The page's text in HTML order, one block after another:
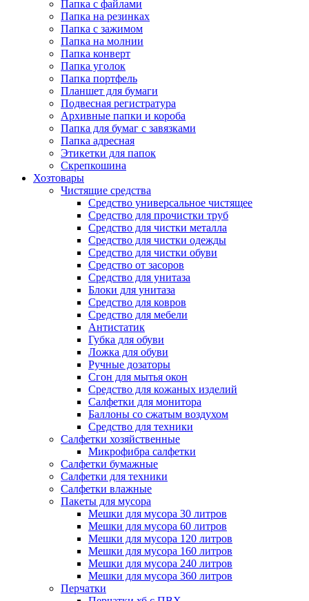
Папка с файлами
Папка на резинках
Папка с зажимом
Папка на молнии
Папка конверт
Папка уголок
Папка портфель
Планшет для бумаги
Подвесная регистратура
Архивные папки и короба
Папка для бумаг с завязками
Папка адресная
Этикетки для папок
Скрепкошина
Хозтовары
Чистящие средства
Средство универсальное чистящее
Средство для прочистки труб
Средство для чистки металла
Средство для чистки одежды
Средство для чистки обуви
Средство от засоров
Средство для унитаза
Блоки для унитаза
Средство для ковров
Средство для мебели
Антистатик
Губка для обуви
Ложка для обуви
Ручные дозаторы
Сгон для мытья окон
Средство для кожаных изделий
Салфетки для монитора
Баллоны со сжатым воздухом
Средство для техники
Салфетки хозяйственные
Микрофибра салфетки
Салфетки бумажные
Салфетки для техники
Салфетки влажные
Пакеты для мусора
Мешки для мусора 30 литров
Мешки для мусора 60 литров
Мешки для мусора 120 литров
Мешки для мусора 160 литров
Мешки для мусора 240 литров
Мешки для мусора 360 литров
Перчатки